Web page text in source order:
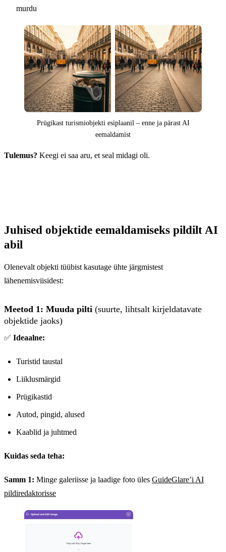
murdu
Prügikast turismiobjekti esiplaanil – enne ja pärast AI
eemaldamist
Tulemus? Keegi ei saa aru, et seal midagi oli.
Juhised objektide eemaldamiseks pildilt AI
abil
Olenevalt objekti tüübist kasutage ühte järgmistest
lähenemisviisidest:
Meetod 1: Muuda pilti (suurte, lihtsalt kirjeldatavate
objektide jaoks)
✅ Ideaalne:
Turistid taustal
Liiklusmärgid
Prügikastid
Autod, pingid, alused
Kaablid ja juhtmed
Kuidas seda teha:
Samm 1: Minge galeriisse ja laadige foto üles GuideGlare’i AI
pildiredaktorisse